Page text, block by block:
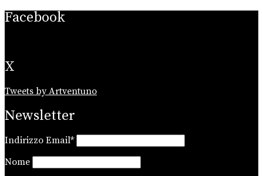
Facebook
X
Tweets by Artventuno
Newsletter
Indirizzo Email*
Nome